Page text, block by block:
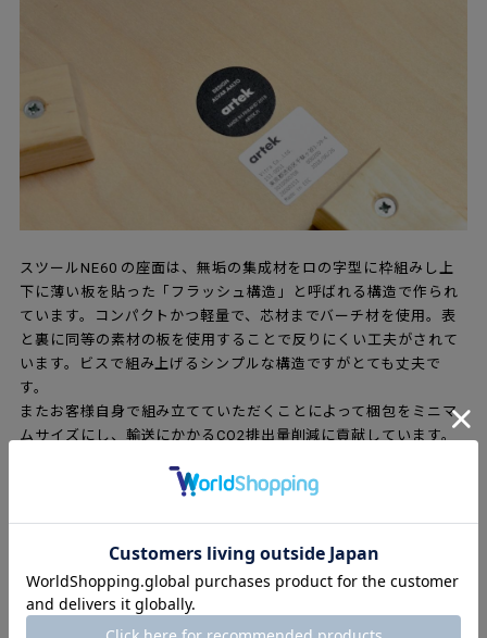
スツールNE60 の座面は、無垢の集成材をロの字型に枠組みし上
下に薄い板を貼った「フラッシュ構造」と呼ばれる構造で作られ
ています。コンパクトかつ軽量で、芯材までバーチ材を使用。表
と裏に同等の素材の板を使用することで反りにくい工夫がされて
います。ビスで組み上げるシンプルな構造ですがとても丈夫で
す。
またお客様自身で組み立てていただくことによって梱包をミニマ
ムサイズにし、輸送にかかるCO2排出量削減に貢献しています。
象徴する有機的なフォルムとLレッグがとても魅力的。まさに使い
座面と素材と仕上げ。